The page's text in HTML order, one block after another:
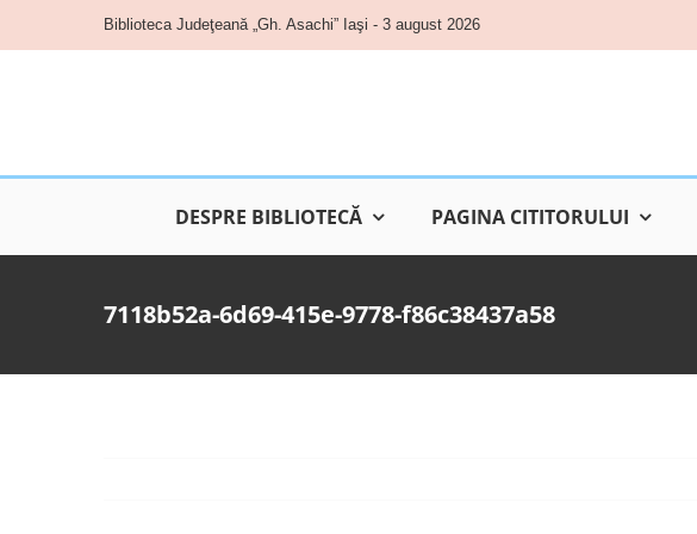
content
Biblioteca Judeţeană „Gh. Asachi” Iaşi - 3 august 2026
DESPRE BIBLIOTECĂ PAGINA CITITORULUI
7118b52a-6d69-415e-9778-f86c38437a58